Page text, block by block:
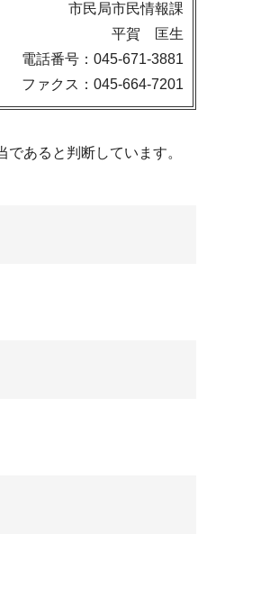
市民局市民情報課
平賀 匡生
電話番号：045-671-3881
ファクス：045-664-7201
あると判断しています。